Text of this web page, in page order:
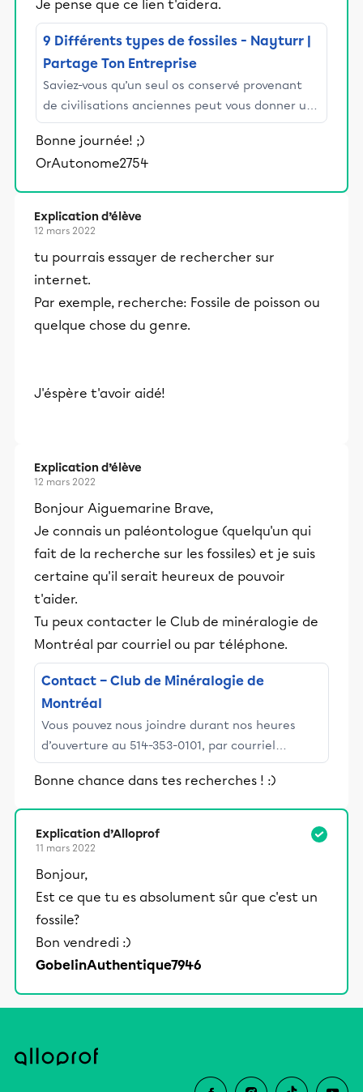
Je pense que ce lien t'aidera.
9 Différents types de fossiles - Nayturr |
Partage Ton Entreprise
Saviez-vous qu’un seul os conservé provenant
de civilisations anciennes peut vous donner un
aperçu assez complet de la quasi-totalité de
cette civilisation particulière ?
Bonne journée! ;)
OrAutonome2754
Explication d’élève
12 mars 2022
tu pourrais essayer de rechercher sur
internet.
Par exemple, recherche: Fossile de poisson ou
quelque chose du genre.
J'éspère t'avoir aidé!
Explication d’élève
12 mars 2022
Bonjour Aiguemarine Brave,
Je connais un paléontologue (quelqu'un qui
fait de la recherche sur les fossiles) et je suis
certaine qu'il serait heureux de pouvoir
t'aider.
Tu peux contacter le Club de minéralogie de
Montréal par courriel ou par téléphone.
Contact – Club de Minéralogie de
Montréal
Vous pouvez nous joindre durant nos heures
d’ouverture au 514-353-0101, par courriel
contact@clubmineralogiemtl.com ou encore en
utilisant le formulaire ci-dessous.
Bonne chance dans tes recherches ! :)
Explication d’Alloprof
11 mars 2022
Bonjour,
Est ce que tu es absolument sûr que c'est un
fossile?
Bon vendredi :)
GobelinAuthentique7946